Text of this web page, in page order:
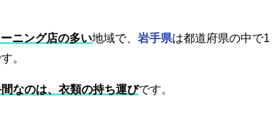
ニング店の多い地域で、 岩手県は都道府県の中で1
。
なのは、衣類の持ち運びです。